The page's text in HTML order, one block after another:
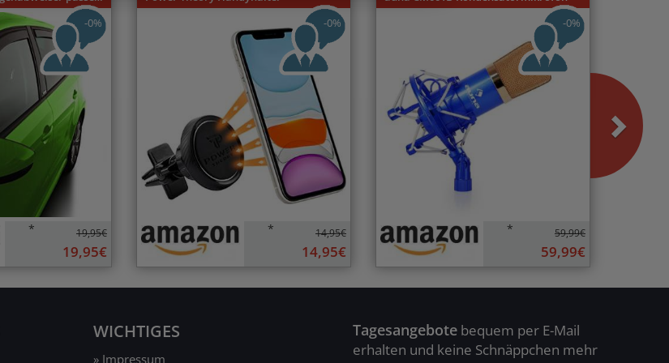
-0%
* 19,95€
19,95€
-0%
* 14,95€
14,95€
-0%
* 59,99€
59,99€
WICHTIGES
» Impressum
Tagesangebotebequem per E-Mail
erhalten und keine Schnäppchen mehr